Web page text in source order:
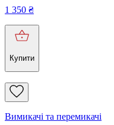
1 350 ₴
Купити
Вимикачі та перемикачі